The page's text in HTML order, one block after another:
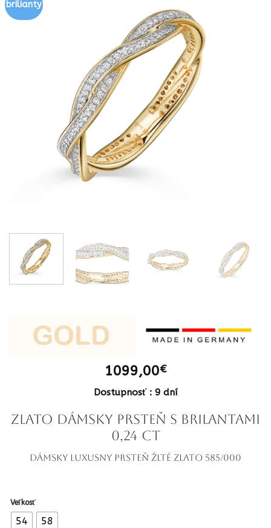
brilianty
1099,00€
Dostupnosť : 9 dní
ZLATO Dámsky prsteň s brilantami
0,24 ct
Dámsky luxusny prsteň Žlté zlato 585/000
Veľkosť
54 58